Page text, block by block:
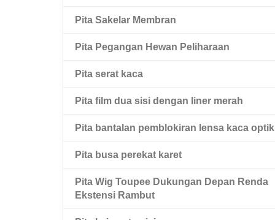
Pita Sakelar Membran
Pita Pegangan Hewan Peliharaan
Pita serat kaca
Pita film dua sisi dengan liner merah
Pita bantalan pemblokiran lensa kaca optik
Pita busa perekat karet
Pita Wig Toupee Dukungan Depan Renda
Ekstensi Rambut